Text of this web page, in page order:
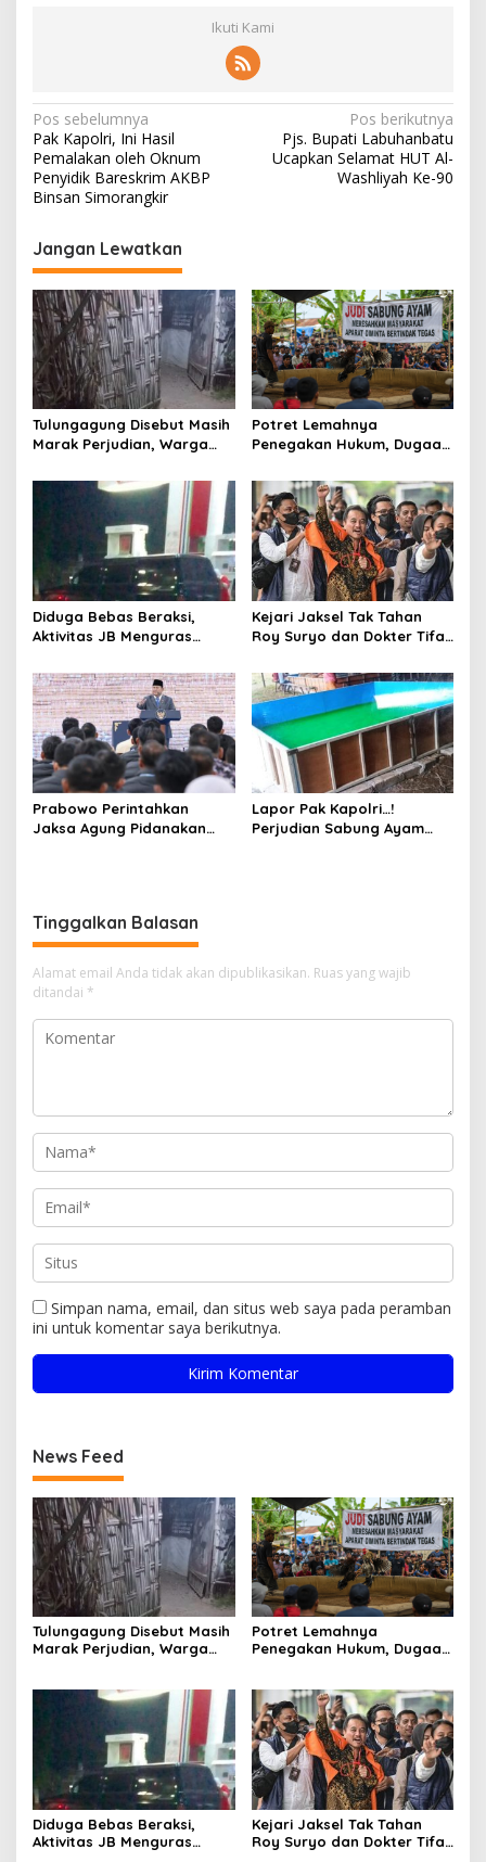
Ikuti Kami
N
a
v
i
g
a
s
i
p
o
s
Pos sebelumnya
Pak Kapolri, Ini Hasil
Pemalakan oleh Oknum
Penyidik Bareskrim AKBP
Binsan Simorangkir
Pos berikutnya
Pjs. Bupati Labuhanbatu
Ucapkan Selamat HUT Al-
Washliyah Ke-90
Jangan Lewatkan
Tulungagung Disebut Masih
Marak Perjudian, Warga
hingga Usut Dugaan Beking
Potret Lemahnya
Penegakan Hukum, Dugaan
Tulungagung Tuai Sorotan
Diduga Bebas Beraksi,
Aktivitas JB Menguras
Bojonegoro Jadi Sorotan
Warga
Kejari Jaksel Tak Tahan
Roy Suryo dan Dokter Tifa,
Keluarga dan Kepastian
Hukum
Prabowo Perintahkan
Jaksa Agung Pidanakan
Lapor Pak Kapolri…!
Perjudian Sabung Ayam
Tinggalkan Balasan
Alamat email Anda tidak akan dipublikasikan. Ruas yang wajib
ditandai *
Simpan nama, email, dan situs web saya pada peramban
ini untuk komentar saya berikutnya.
News Feed
Tulungagung Disebut Masih
Marak Perjudian, Warga
Potret Lemahnya
Penegakan Hukum, Dugaan
Diduga Bebas Beraksi,
Aktivitas JB Menguras
Kejari Jaksel Tak Tahan
Roy Suryo dan Dokter Tifa,